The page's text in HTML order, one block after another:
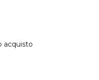
acquisto